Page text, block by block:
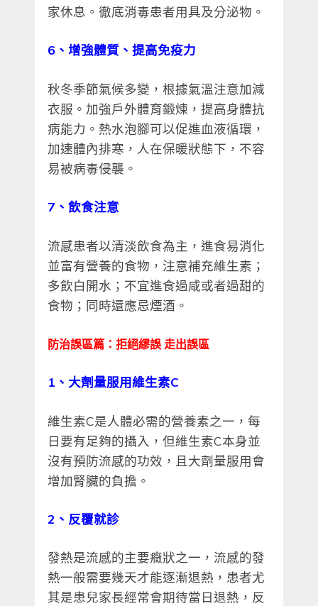
家休息。徹底消毒患者用具及分泌物。
6、增強體質、提高免疫力
秋冬季節氣候多變，根據氣溫注意加減
衣服。加強戶外體育鍛煉，提高身體抗
病能力。熱水泡腳可以促進血液循環，
加速體內排寒，人在保暖狀態下，不容
易被病毒侵襲。
7、飲食注意
流感患者以清淡飲食為主，進食易消化
並富有營養的食物，注意補充維生素；
多飲白開水；不宜進食過咸或者過甜的
食物；同時還應忌煙酒。
防治誤區篇：拒絕繆誤 走出誤區
1、大劑量服用維生素C
維生素C是人體必需的營養素之一，每
日要有足夠的攝入，但維生素C本身並
沒有預防流感的功效，且大劑量服用會
增加腎臟的負擔。
2、反覆就診
發熱是流感的主要癥狀之一，流感的發
熱一般需要幾天才能逐漸退熱，患者尤
其是患兒家長經常會期待當日退熱，反